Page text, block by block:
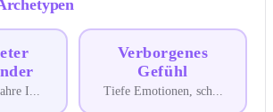
I...
Verborgenes
Gefühl
Tiefe Emotionen, sch...